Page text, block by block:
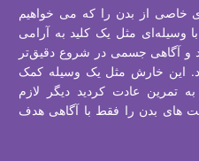
خاصی از بدن را که می خواهیم
با وسیله‌ای مثل یک کلید به آرامی
و آگاهی جسمی در شروع دقیق‌تر
این خارش مثل یک وسیله کمک
عادت کردید دیگر لازم
های بدن را فقط با آگاهی هدف